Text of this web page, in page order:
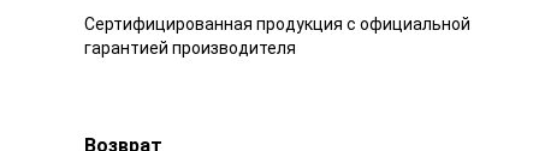
Сертифицированная продукция с официальной
гарантией производителя
Возврат